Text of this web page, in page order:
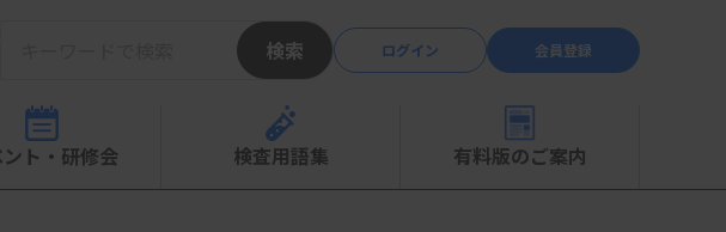
検索 ログイン 会員登録
ト・研修会 検査用語集 有料版のご案内